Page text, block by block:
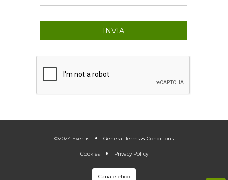
©2024 Evertis . General Terms & Conditions
Cookies . Privacy Policy
Canale etico